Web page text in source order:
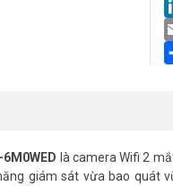
là camera Wifi 2
giám sát vừa bao quát